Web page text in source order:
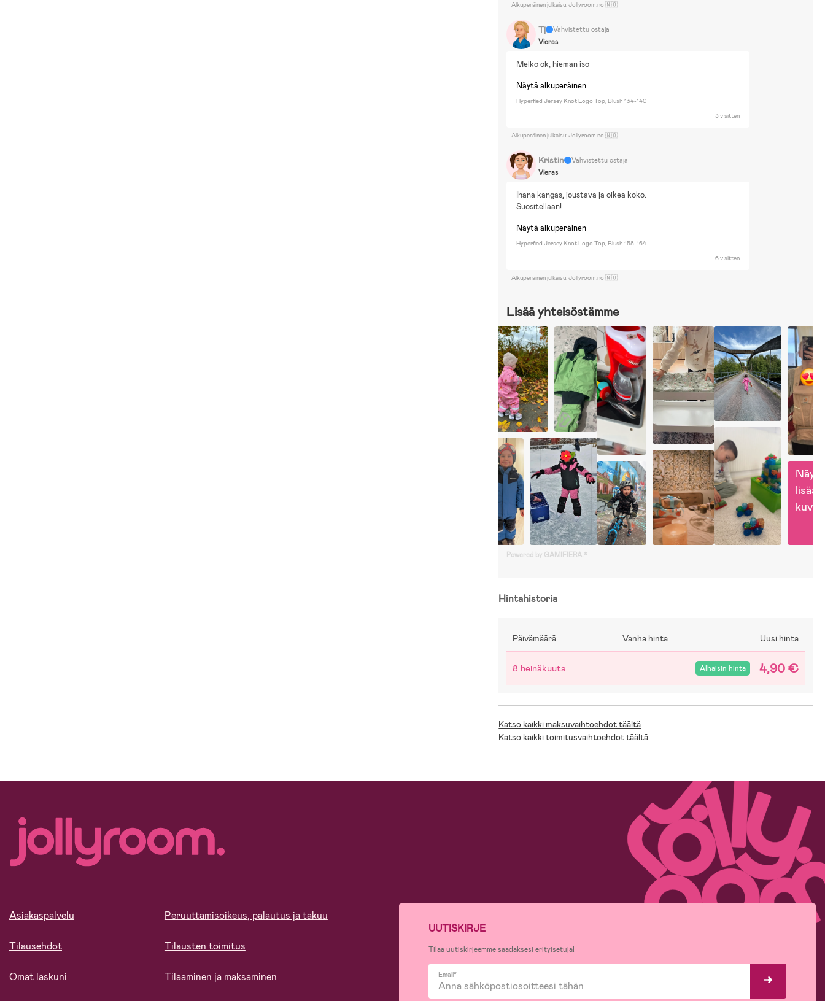
Alkuperäinen julkaisu: Jollyroom.no 🇳🇴
Tj
Vahvistettu ostaja
Vieras
Melko ok, hieman iso
Näytä alkuperäinen
Hyperfied Jersey Knot Logo Top, Blush 134-140
3 v sitten
Alkuperäinen julkaisu: Jollyroom.no 🇳🇴
Kristin
Vahvistettu ostaja
Vieras
Ihana kangas, joustava ja oikea koko.
Suositellaan!
Näytä alkuperäinen
Hyperfied Jersey Knot Logo Top, Blush 158-164
6 v sitten
Alkuperäinen julkaisu: Jollyroom.no 🇳🇴
Lisää yhteisöstämme
lisää
kuvia
Powered by GAMIFIERA.®
Hintahistoria
Päivämäärä Vanha hinta Uusi hinta
8 heinäkuuta Alhaisin hinta 4,90 €
Katso kaikki maksuvaihtoehdot täältä
Katso kaikki toimitusvaihtoehdot täältä
Asiakaspalvelu
Tilausehdot
Omat laskuni
Peruuttamisoikeus, palautus ja takuu
Tilausten toimitus
Tilaaminen ja maksaminen
UUTISKIRJE
Tilaa uutiskirjeemme saadaksesi erityisetuja!
Email*